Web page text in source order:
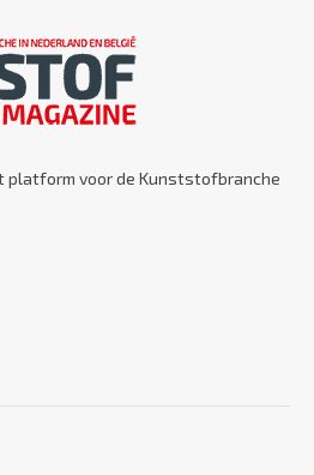
platform voor de Kunststofbranche